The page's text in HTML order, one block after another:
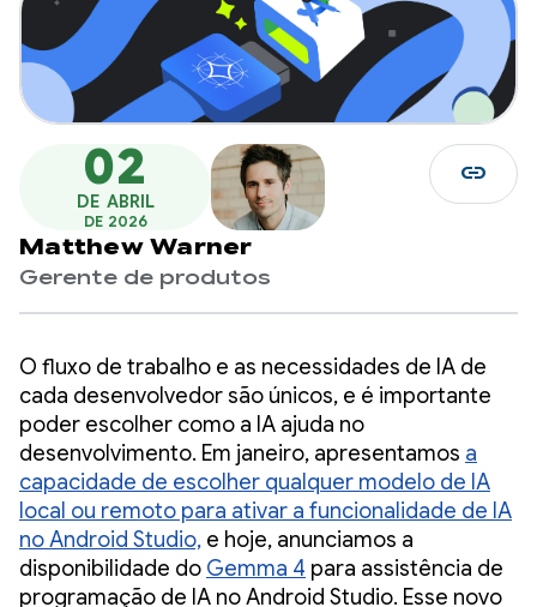
02
DE ABRIL
DE 2026
Matthew Warner
Gerente de produtos
link
O fluxo de trabalho e as necessidades de IA de
cada desenvolvedor são únicos, e é importante
poder escolher como a IA ajuda no
desenvolvimento. Em janeiro, apresentamos a
capacidade de escolher qualquer modelo de IA
local ou remoto para ativar a funcionalidade de IA
no Android Studio, e hoje, anunciamos a
disponibilidade do Gemma 4 para assistência de
programação de IA no Android Studio. Esse novo